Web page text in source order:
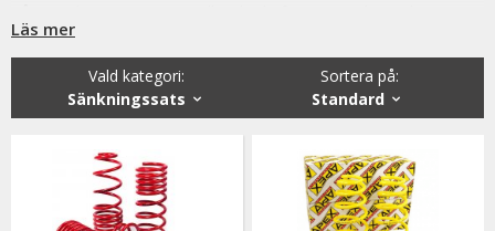
bättre väghållning men sänkningssatserna ger även din bil ett
personligare & sportigare utseende.
Vi erbjuder även coilovers från välkända XYZ vilket är oerhört
prisvärda coilovers. XYZ är relativt nya på den svenska
erfarenhet.
Vi håller alltid konkurrenskraftiga priser utan att tumma på
kvaliteten hos sänkningssatserna & vi strävar alltid efter att
Läs mer
Sortera på:
Standard
Vald kategori:
Sänkningssats